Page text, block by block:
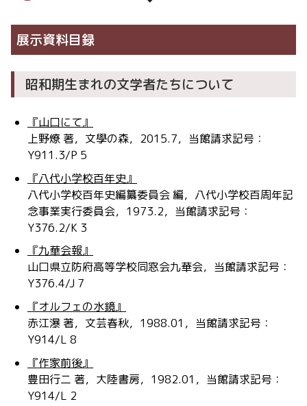
展示資料目録
昭和期生まれの文学者たちについて
『山口にて』
上野燎 著，文學の森，2015.7，当館請求記号：
Y911.3/P 5
『八代小学校百年史』
八代小学校百年史編纂委員会 編，八代小学校百周年記
念事業実行委員会，1973.2，当館請求記号：
Y376.2/K 3
『九華会報』
山口県立防府高等学校同窓会九華会，当館請求記号：
Y376.4/J 7
『オルフェの水鏡』
赤江瀑 著，文芸春秋，1988.01，当館請求記号：
Y914/L 8
『作家前後』
豊田行二 著，大陸書房，1982.01，当館請求記号：
Y914/L 2